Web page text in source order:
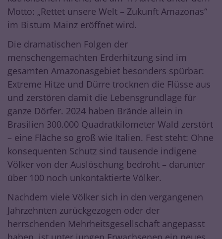
Motto: „Rettet unsere Welt – Zukunft Amazonas“
im Bistum Mainz eröffnet wird.
Die dramatischen Folgen der
menschengemachten Erderhitzung sind im
gesamten Amazonasgebiet besonders spürbar:
Extreme Hitze und Dürre trocknen die Flüsse aus
und zerstören damit die Lebensgrundlage für
ganze Dörfer. 2024 haben Brände allein in
Brasilien 300.000 Quadratkilometer Wald zerstört
– eine Fläche so groß wie Italien. Fest steht: Ohne
konsequenten Schutz sind tausende indigene
Völker von der Auslöschung bedroht – darunter
über 100 noch unkontaktierte Völker.
Nachdem viele Völker sich in den vergangenen
Jahrzehnten zurückgezogen oder der
herrschenden Mehrheitsgesellschaft angepasst